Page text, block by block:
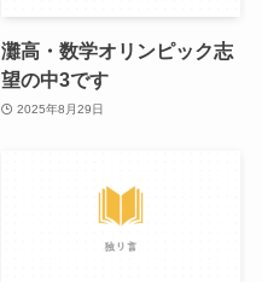
灘高・数学オリンピック志
望の中3です
2025年8月29日